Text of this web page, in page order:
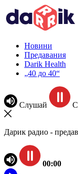
Новини
Предавания
Darik Health
„40 до 40“
Слушай
Дарик радио -
00:00